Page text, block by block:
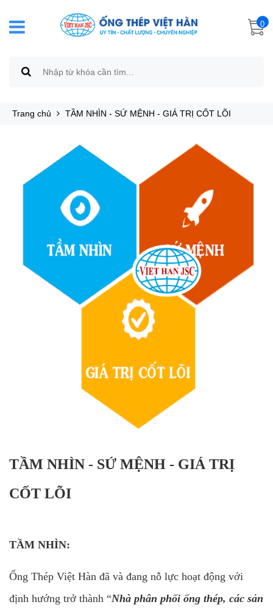
0
Trang chủ TẦM NHÌN - SỨ MỆNH - GIÁ TRỊ CỐT LÕI
TẦM NHÌN - SỨ MỆNH - GIÁ TRỊ
CỐT LÕI
TẦM NHÌN:
Ống Thép Việt Hàn đã và đang nỗ lực hoạt động với
định hướng trở thành “Nhà phân phối ống thép, các sản